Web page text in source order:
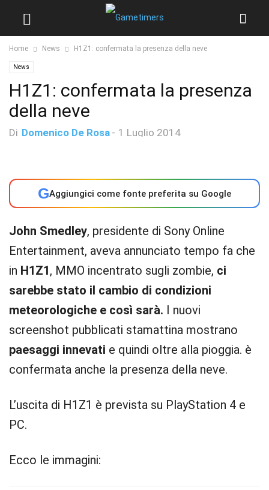
Home News H1Z1: confermata la presenza della neve
News
H1Z1: confermata la presenza
della neve
Di Domenico De Rosa - 1 Luglio 2014
GAggiungici come fonte preferita su Google
John Smedley, presidente di Sony Online
Entertainment, aveva annunciato tempo fa che
in H1Z1, MMO incentrato sugli zombie, ci
sarebbe stato il cambio di condizioni
meteorologiche e così sarà. I nuovi
screenshot pubblicati stamattina mostrano
paesaggi innevati e quindi oltre alla pioggia. è
confermata anche la presenza della neve.
L’uscita di H1Z1 è prevista su PlayStation 4 e
PC.
Ecco le immagini: